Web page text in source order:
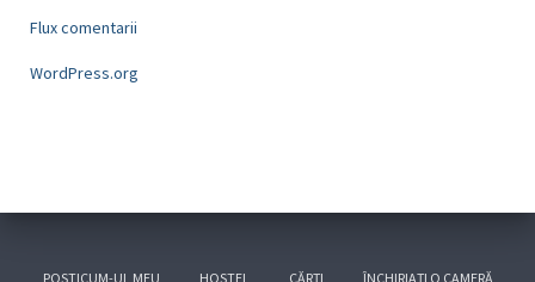
Flux comentarii
WordPress.org
POSTICUM-UL MEU HOSTEL CĂRȚI ÎNCHIRIAȚI O CAMERĂ